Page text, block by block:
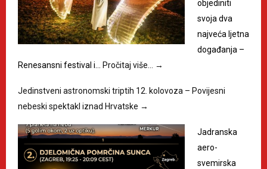
objediniti
svoja dva
najveća ljetna
događanja –
Renesansni festival i…
Pročitaj više… →
Jedinstveni astronomski triptih 12. kolovoza – Povijesni
nebeski spektakl iznad Hrvatske →
Jadranska
aero-
svemirska